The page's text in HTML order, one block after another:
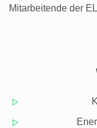
Mitarbeitende der